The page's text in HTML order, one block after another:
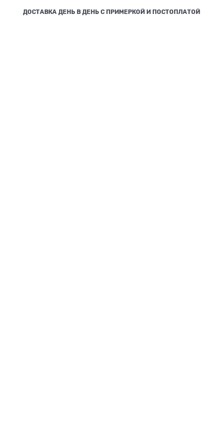
ДОСТАВКА ДЕНЬ В ДЕНЬ С ПРИМЕРКОЙ И ПОСТОПЛАТОЙ